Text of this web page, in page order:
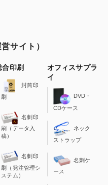
サイト）
合印刷
封筒印
刷
名刺印
刷（データ入
稿）
名刺印
刷（発注管理シ
ステム）
オフィスサプラ
イ
DVD・
CDケース
ネック
ストラップ
名刺ケ
ース